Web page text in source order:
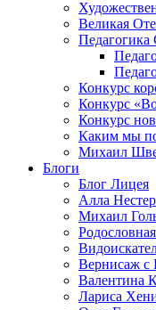
Великая
Педагогика
Конкурс
Конкурс
Конкурс
Каким мы
Михаил
Блоги
Блог Лицея
Алла
Михаил
Вернисаж с
Валентина
Лариса